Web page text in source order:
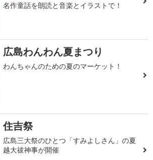
名作童話を朗読と音楽とイラストで！
広島わんわん夏まつり
わんちゃんのための夏のマーケット！
住吉祭
広島三大祭のひとつ「すみよしさん」の夏
越大祓神事が開催